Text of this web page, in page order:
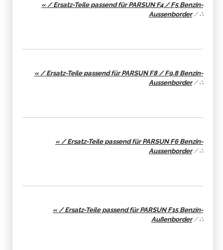
« / Ersatz-Teile passend für PARSUN F4 / F5 Benzin-
Aussenborder/∴
« / Ersatz-Teile passend für PARSUN F8 / F9.8 Benzin-
Aussenborder/∴
« / Ersatz-Teile passend für PARSUN F6 Benzin-
Aussenborder/∴
« / Ersatz-Teile passend für PARSUN F15 Benzin-
Außenborder/∴